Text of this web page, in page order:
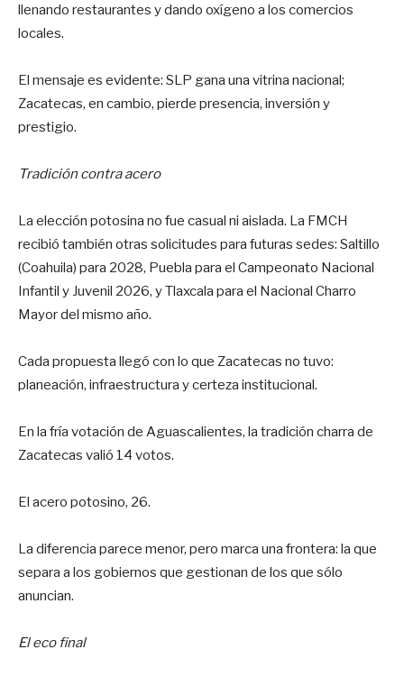
llenando restaurantes y dando oxígeno a los comercios
locales.
El mensaje es evidente: SLP gana una vitrina nacional;
Zacatecas, en cambio, pierde presencia, inversión y
prestigio.
Tradición contra acero
La elección potosina no fue casual ni aislada. La FMCH
recibió también otras solicitudes para futuras sedes: Saltillo
(Coahuila) para 2028, Puebla para el Campeonato Nacional
Infantil y Juvenil 2026, y Tlaxcala para el Nacional Charro
Mayor del mismo año.
Cada propuesta llegó con lo que Zacatecas no tuvo:
planeación, infraestructura y certeza institucional.
En la fría votación de Aguascalientes, la tradición charra de
Zacatecas valió 14 votos.
El acero potosino, 26.
La diferencia parece menor, pero marca una frontera: la que
separa a los gobiernos que gestionan de los que sólo
anuncian.
El eco final